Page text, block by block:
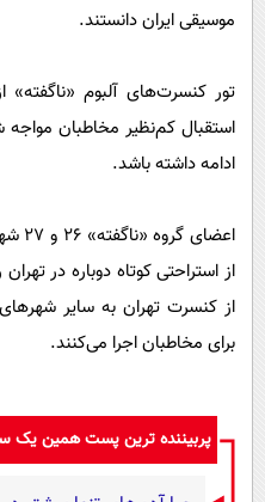
موسیقی ایران ‌دانستند.
تور کنسرت‌های آلبوم «ناگفته»
استقبال کم‌نظیر مخاطبان
ادامه داشته باشد.
از استراحتی کوتاه دوباره در
از کنسرت تهران به سایر
برای مخاطبان اجرا می‌کنند.
پربیننده ترین پست همین یک